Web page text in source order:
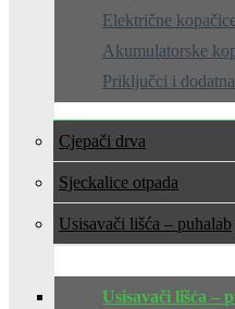
Električne
Akumulatorske
Priključci i
Cjepači drva
Sjeckalice otpada
Usisavači lišća – puhala
Usisavači lišća –